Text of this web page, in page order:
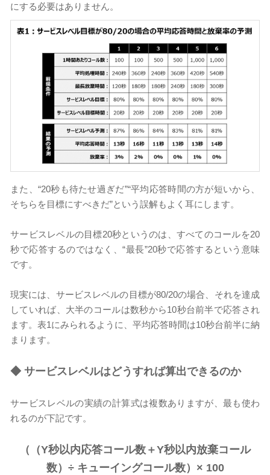
にする必要はありません。
また、“20秒も待たせ過ぎだ”“平均応答時間の方が短いから、
そちらを目標にすべきだ”という誤解もよく耳にします。
サービスレベルの目標20秒というのは、すべてのコールを20
秒で応答するのではなく、“最長”20秒で応答するという意味
です。
現実には、サービスレベルの目標が80/20の場合、それを達成
していれば、大半のコールは数秒から10秒台前半で応答され
ます。表1にみられるように、平均応答時間は10秒台前半に納
まります。
◆ サービスレベルはどうすれば算出できるのか
サービスレベルの実績の計算式は複数ありますが、最も使わ
れるのが下記です。
（（Y秒以内応答コール数＋Y秒以内放棄コール
数）÷ キューイングコール数）× 100